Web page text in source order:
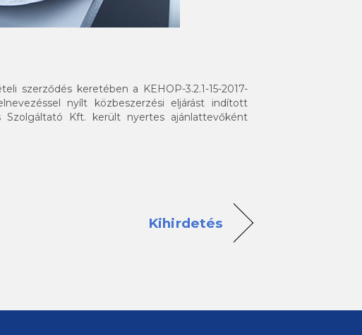
szerződés keretében a KEHOP-3.2.1-15-2017-
nyílt közbeszerzési eljárást indított
Szolgáltató Kft. került nyertes ajánlattevőként
Kihirdetés